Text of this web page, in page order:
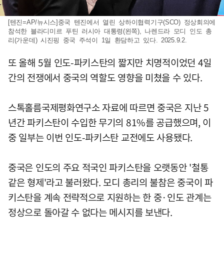
[텐진=AP/뉴시스]중국 텐진에서 열린 상하이협력기구(SCO) 정상회의에
참석한 블라디미르 푸틴 러시아 대통령(왼쪽), 나렌드라 모디 인도 총
리(가운데) 시진핑 중국 주석이 1일 환담하고 있다. 2025.9.2.
또 올해 5월 인도-파키스탄의 짧지만 치명적이었던 4일
간의 전쟁에서 중국의 역할도 영향을 미쳤을 수 있다.
스톡홀름국제평화연구소 자료에 따르면 중국은 지난 5
년간 파키스탄이 수입한 무기의 81%를 공급했으며, 이
중 일부는 이번 인도-파키스탄 교전에도 사용됐다.
중국은 인도의 주요 적국인 파키스탄을 오랫동안 '철통
같은 형제'라고 불러왔다. 모디 총리의 불참은 중국이 파
키스탄을 계속 전략적으로 지원하는 한 중·인도 관계는
정상으로 돌아갈 수 없다는 메시지를 보낸다.